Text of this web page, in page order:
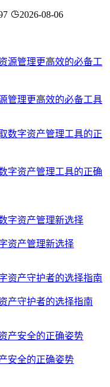
2026-08-06
管理更高效的必备工具
字资产管理工具的正确
资产管理新选择
产守护者的选择指南
安全的正确姿势